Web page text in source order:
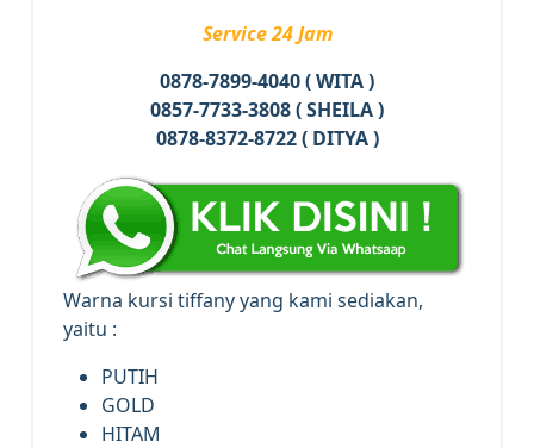
Service 24 Jam
0878-7899-4040 ( WITA )
0857-7733-3808 ( SHEILA )
0878-8372-8722 ( DITYA )
Warna kursi tiffany yang kami sediakan,
yaitu :
PUTIH
GOLD
HITAM